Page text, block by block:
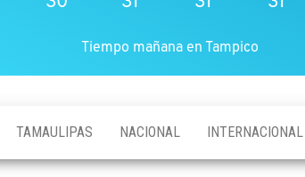
Tiempo mañana en Tampico
TAMAULIPAS NACIONAL INTERNACIONAL